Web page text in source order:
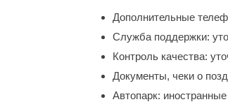
Дополнительные
Служба поддержки:
Контроль качества:
Документы, чеки о
Автопарк: